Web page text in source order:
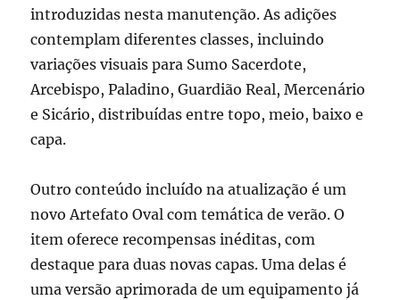
introduzidas nesta manutenção. As adições
contemplam diferentes classes, incluindo
variações visuais para Sumo Sacerdote,
Arcebispo, Paladino, Guardião Real, Mercenário
e Sicário, distribuídas entre topo, meio, baixo e
capa.
Outro conteúdo incluído na atualização é um
novo Artefato Oval com temática de verão. O
item oferece recompensas inéditas, com
destaque para duas novas capas. Uma delas é
uma versão aprimorada de um equipamento já